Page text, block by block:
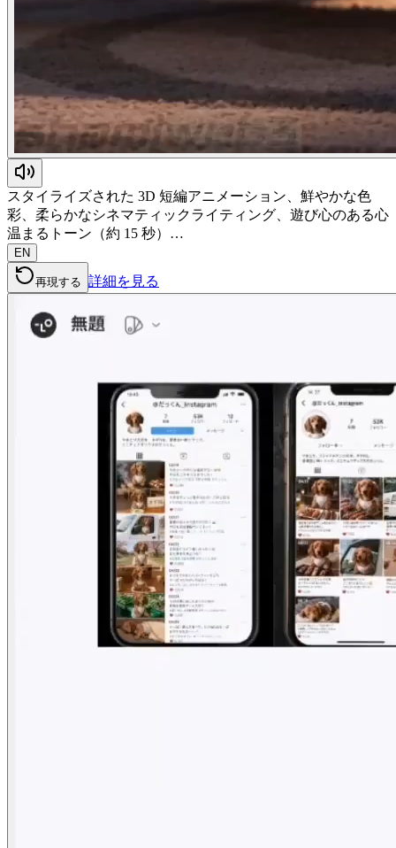
スタイライズされた 3D 短編アニメーション、鮮やかな色
彩、柔らかなシネマティックライティング、遊び心のある心
温まるトーン（約 15 秒）…
EN
再現する 詳細を見る